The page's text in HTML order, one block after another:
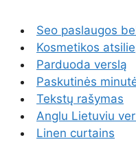
Seo paslaugos
Kosmetikos
Parduoda verslą
Paskutinės
Tekstų rašymas
Anglu Lietuviu
Linen curtains